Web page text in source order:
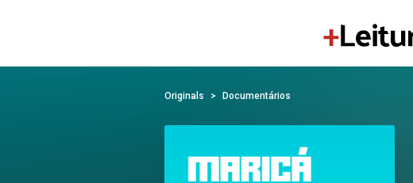
Originals Documentários